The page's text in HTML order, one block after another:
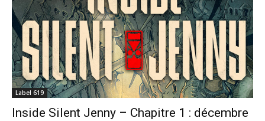
Label 619
Inside Silent Jenny – Chapitre 1 : décembre